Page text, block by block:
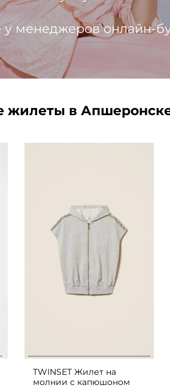
у менеджеров онлайн-
жилеты в
TWINSET Жилет на
молнии с капюшоном